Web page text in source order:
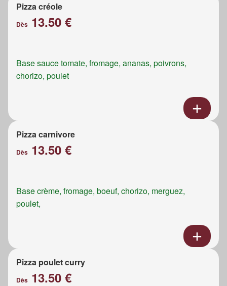
Pizza créole
Dès 13.50 €
Base sauce tomate, fromage, ananas, poivrons,
chorizo, poulet
Pizza carnivore
Dès 13.50 €
Base crème, fromage, boeuf, chorizo, merguez,
poulet,
Pizza poulet curry
Dès 13.50 €